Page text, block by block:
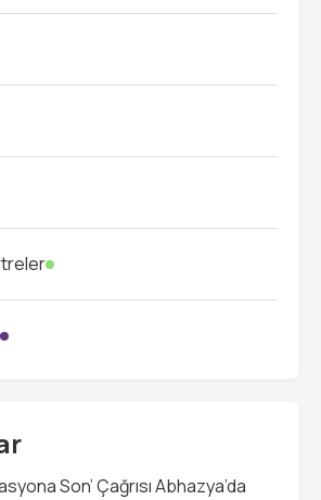
Son’ Çağrısı Abhazya’da